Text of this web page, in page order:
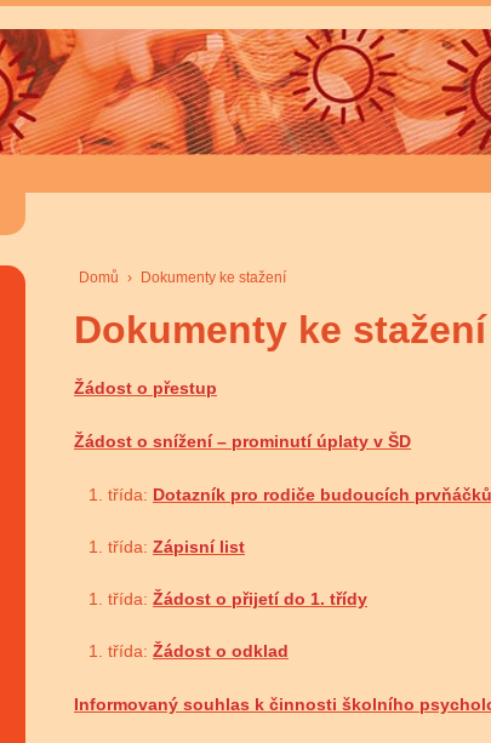
Domů › Dokumenty ke stažení
Dokumenty ke stažení
Žádost o přestup
Žádost o snížení – prominutí úplaty v ŠD
třída: Dotazník pro rodiče budoucích prvňáčků
třída:Zápisní list
třída:Žádost o přijetí do 1. třídy
třída:Žádost o odklad
Informovaný souhlas k činnosti školního